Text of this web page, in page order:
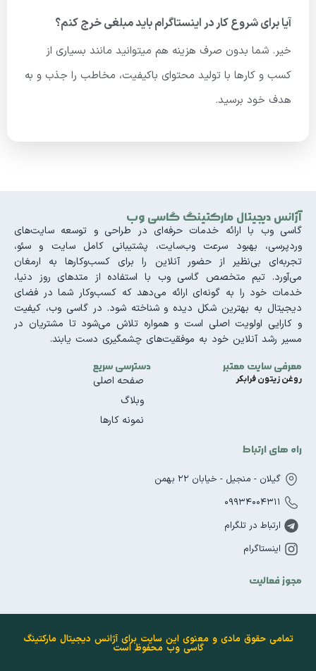
آیا برای شروع کار در اینستاگرام باید مبلغی خرج کنم؟
خیر. شما بدون صرف هزینه هم میتوانید مانند بسیاری از
کسب و کارها با تولید محتوای باکیفیت، مخاطب را جذب و به
هدف خود برسید.
آژانس دیجیتال مارکتینگ گاسی وب
گاسی وب با ارائه خدمات حرفه‌ای در طراحی و توسعه سایت‌های
وردپرسی، بهبود سرعت وب‌سایت، پشتیبانی کامل سایت و سئو،
تجربه‌ای بی‌نظیر از حضور آنلاین را برای کسب‌وکارها به ارمغان
می‌آورد. تیم متخصص گاسی وب با استفاده از متدهای روز دنیا،
خدمات خود را به گونه‌ای ارائه می‌دهد که کسب‌وکار شما در فضای
دیجیتال به بهترین شکل دیده و شناخته شود. در گاسی وب، کیفیت
و کارایی اولویت اصلی است و همواره تلاش می‌شود تا مشتریان در
مسیر رشد آنلاین خود به موفقیت‌های چشمگیری دست یابند.
معرفی سایت معتبر
روغن زیتون فرابکر
دسترسی سریع
صفحه اصلی
وبلاگ
نمونه کارها
راه های ارتباط
گیلان - منجیل - خیابان 22 بهمن
09934004311
ارتباط در تلگرام
اینستاگرام
مجوز فعالیت
تمامی حقوق مادی و معنوی این سایت برای آژانس دیجیتال مارکتینگ
گاسی وب محفوظ است